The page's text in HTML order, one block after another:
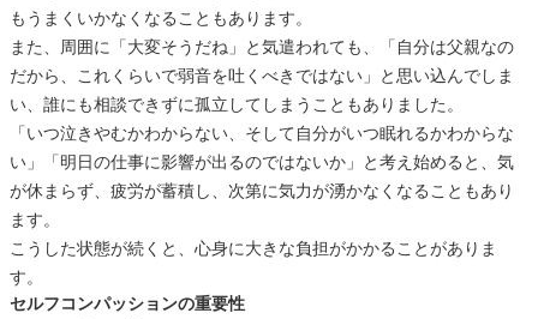
もうまくいかなくなることもあります。
また、周囲に「大変そうだね」と気遣われても、「自分は父親なの
だから、これくらいで弱音を吐くべきではない」と思い込んでしま
い、誰にも相談できずに孤立してしまうこともありました。
「いつ泣きやむかわからない、そして自分がいつ眠れるかわからな
い」「明日の仕事に影響が出るのではないか」と考え始めると、気
が休まらず、疲労が蓄積し、次第に気力が湧かなくなることもあり
ます。
こうした状態が続くと、心身に大きな負担がかかることがありま
す。
セルフコンパッションの重要性